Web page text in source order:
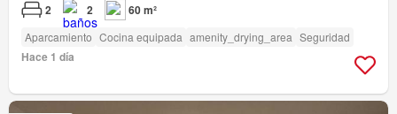
2 2 60 m²
Aparcamiento Cocina equipada amenity_drying_area Seguridad
Hace 1 día